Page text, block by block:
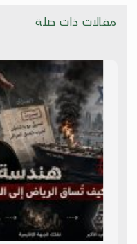
مقالات ذات صلة